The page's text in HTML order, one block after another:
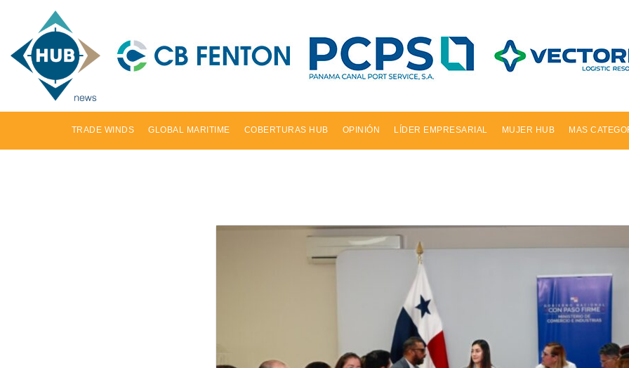
TRADE WINDS GLOBAL MARITIME COBERTURAS HUB OPINIÓN LÍDER EMPRESARIAL MUJER HUB MAS